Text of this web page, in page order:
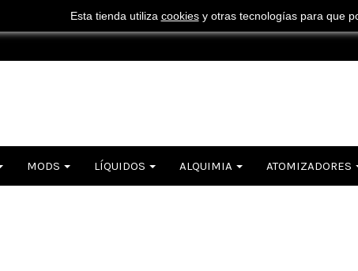
¡ Consigue tu envío gratuito por
MODS LÍQUIDOS ALQUIMIA ATOMIZADORES
Esta tienda utiliza cookiesy otras tecnologías para que